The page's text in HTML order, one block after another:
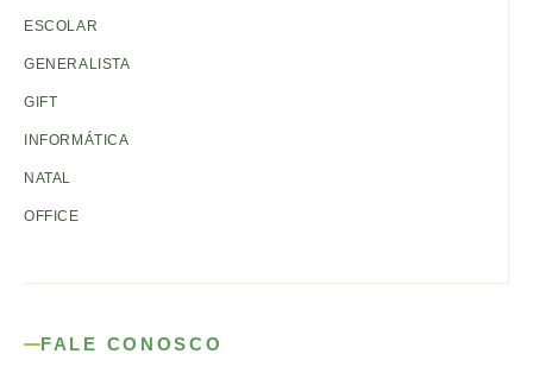
ESCOLAR
GENERALISTA
GIFT
INFORMÁTICA
NATAL
OFFICE
FALE CONOSCO